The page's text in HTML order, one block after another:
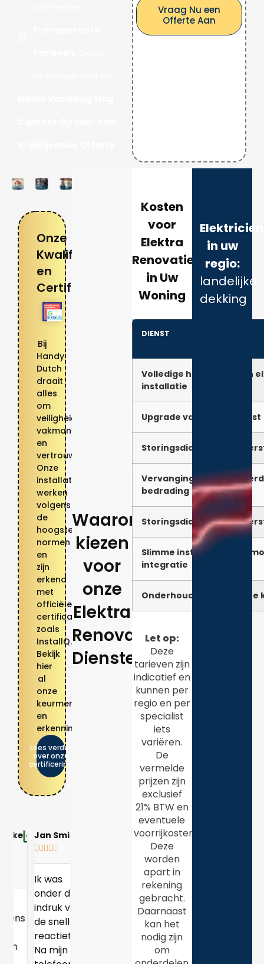
Vraag Nu een
Offerte Aan
Onze
Kwalificaties
en
Certificaten
Bij
Handy
Dutch
draait
alles
om
veiligheid,
vakmanschap
en
vertrouwen.
Onze
installateurs
werken
volgens
de
hoogste
normen
en
zijn
erkend
met
officiële
certificaten
zoals
InstallQ.
Bekijk
hier
al
onze
keurmerken
en
erkenningen.
Lees verder
over onze
certificering
Jan Smit

Ik was
onder de
indruk van
de snelle
reactietijd.
Na mijn
transparante
Peter
van den
Broek

De gratis
veiligheidsinspectie
gaf me
gemoedsrust.
Nu weet ik
Waarom
kiezen
voor
onze
Elektra
Renovatie
Diensten?
Kosten
voor
Elektra
Renovatie
in Uw
Woning
DIENST
Volledige herziening van
installatie
Upgrade van groepenkast
Storingsdiagnose en -
Vervanging van
bedrading
Storingsdiagnose en -
Slimme installatie en
integratie
Onderhoud en periodieke
Let op:
Deze
tarieven zijn
indicatief en
kunnen per
regio en per
specialist
iets
variëren.
De
vermelde
prijzen zijn
exclusief
21% BTW en
eventuele
voorrijkosten.
Deze
worden
apart in
rekening
gebracht.
Daarnaast
kan het
nodig zijn
om
in uw
regio:
landelijke
dekking